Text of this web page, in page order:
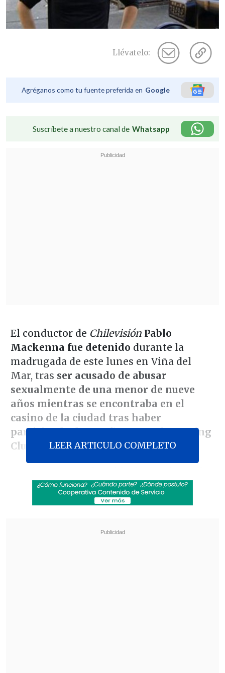
Llévatelo:
Agréganos como tu fuente preferida en Google
Suscríbete a nuestro canal de Whatsapp
El conductor de Chilevisión Pablo
Mackenna fue detenido durante la
madrugada de este lunes en Viña del
Mar, tras ser acusado de abusar
sexualmente de una menor de nueve
años mientras se encontraba en el
casino de la ciudad tras haber
participado de una fiesta en el Sporting
Club.
de los hechos que ocurrieron alrededor
de las dos de la madrugada, cuando
por un supuesto abuso ocurrido a una
LEER ARTICULO COMPLETO